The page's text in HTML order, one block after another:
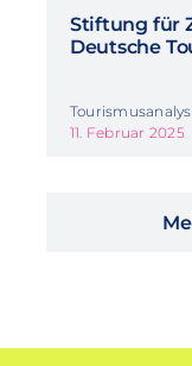
Stiftung für
Deutsche
11. Februar 2025